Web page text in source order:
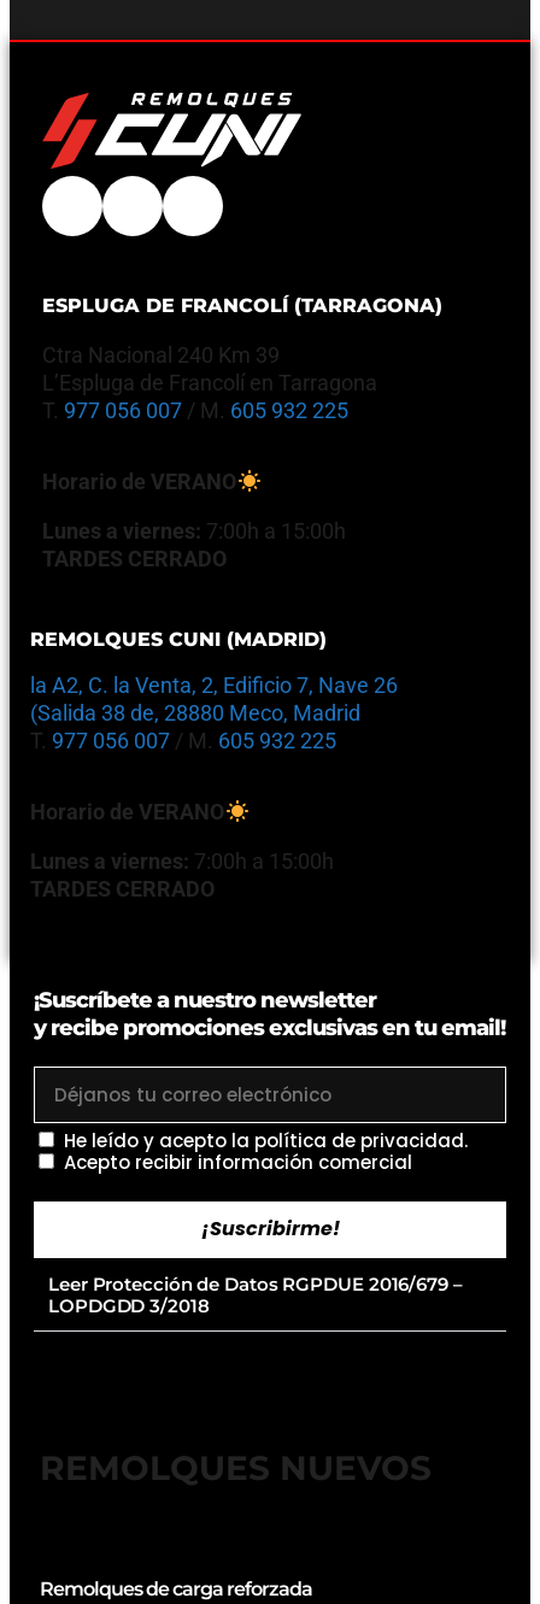
ESPLUGA DE FRANCOLÍ (TARRAGONA)
Ctra Nacional 240 Km 39
L’Espluga de Francolí en Tarragona
T. 977 056 007 / M. 605 932 225
Horario de VERANO
Lunes a viernes: 7:00h a 15:00h
TARDES CERRADO
REMOLQUES CUNI (MADRID)
la A2, C. la Venta, 2, Edificio 7, Nave 26
(Salida 38 de, 28880 Meco, Madrid
T. 977 056 007 / M. 605 932 225
Horario de VERANO
Lunes a viernes: 7:00h a 15:00h
TARDES CERRADO
¡Suscríbete a nuestro newsletter
y recibe promociones exclusivas en tu email!
He leído y acepto la política de privacidad.
Acepto recibir información comercial
¡Suscribirme!
Leer Protección de Datos RGPDUE 2016/679 –
LOPDGDD 3/2018
REMOLQUES NUEVOS
Remolques de carga reforzada